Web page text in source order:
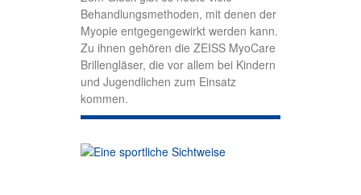
Behandlungsmethoden, mit denen der
Myopie entgegengewirkt werden kann.
Zu ihnen gehören die ZEISS MyoCare
Brillengläser, die vor allem bei Kindern
und Jugendlichen zum Einsatz
kommen.